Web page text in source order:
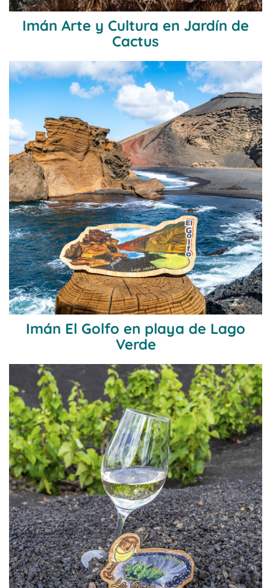
Imán Arte y Cultura en Jardín de
Cactus
Imán El Golfo en playa de Lago
Verde